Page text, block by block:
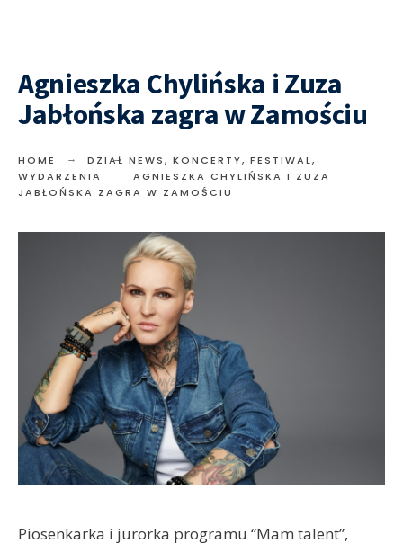
Agnieszka Chylińska i Zuza
Jabłońska zagra w Zamościu
HOME DZIAŁ NEWS, KONCERTY, FESTIWAL,
WYDARZENIA
AGNIESZKA CHYLIŃSKA I ZUZA
JABŁOŃSKA ZAGRA W ZAMOŚCIU
Piosenkarka i jurorka programu “Mam talent”,